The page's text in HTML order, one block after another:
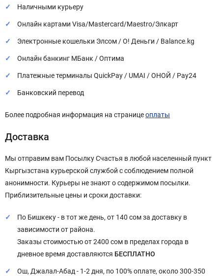
Наличными курьеру
Онлайн картами Visa/Mastercard/Maestro/Элкарт
Электронные кошельки Элсом / О! Деньги / Balance.kg
Онлайн банкинг МБанк / Оптима
Платежные терминалы QuickPay / UMAI / ОНОЙ / Pay24
Банковский перевод
Более подробная информация на страницеоплаты
Доставка
Мы отправим вам Посылку Счастья в любой населенный пункт
Кыргызстана курьерской службой с соблюдением полной
анонимности. Курьеры не знают о содержимом посылки.
Приблизительные цены и сроки доставки:
По Бишкеку - в тот же день, от 140 сом за доставку в
зависимости от района.
Заказы стоимостью от 2400 сом в пределах города в
дневное время доставляются БЕСПЛАТНО
Ош, Джалал-Абад - 1-2 дня, по 100% оплате, около 300-350